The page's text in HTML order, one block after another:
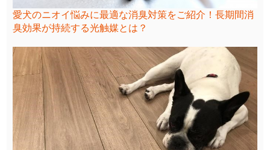
愛犬のニオイ悩みに最適な消臭対策をご紹介！長期間消
臭効果が持続する光触媒とは？